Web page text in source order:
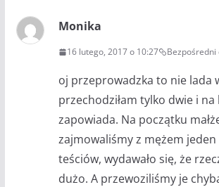
Monika
16 lutego, 2017 o 10:27 Bezpośredni
oj przeprowadzka to nie lada
przechodziłam tylko dwie i
zapowiada. Na początku
zajmowaliśmy z mężem
teściów, wydawało się, że
dużo. A przewoziliśmy je